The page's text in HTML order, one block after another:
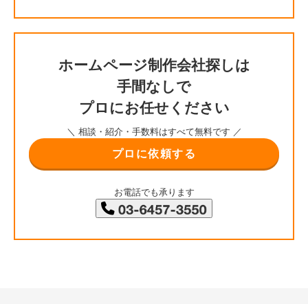
ホームページ制作会社探しは
手間なしで
プロにお任せください
＼ 相談・紹介・手数料はすべて無料です ／
プロに依頼する
お電話でも承ります